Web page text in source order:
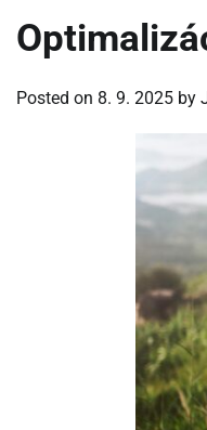
Posted on 8. 9. 2025 by